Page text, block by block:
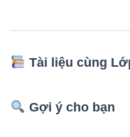
Tài liệu cùng
Gợi ý cho bạn